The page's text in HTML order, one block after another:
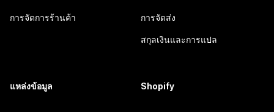
การจัดการร้านค้า การจัดส่ง
สกุลเงินและการแปล
แหล่งข้อมูล Shopify